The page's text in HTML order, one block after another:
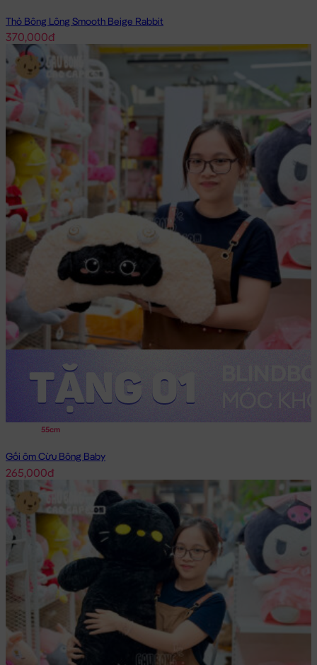
Thỏ Bông Lông Smooth Beige Rabbit
370,000đ
55cm
Gối ôm Cừu Bông Baby
265,000đ